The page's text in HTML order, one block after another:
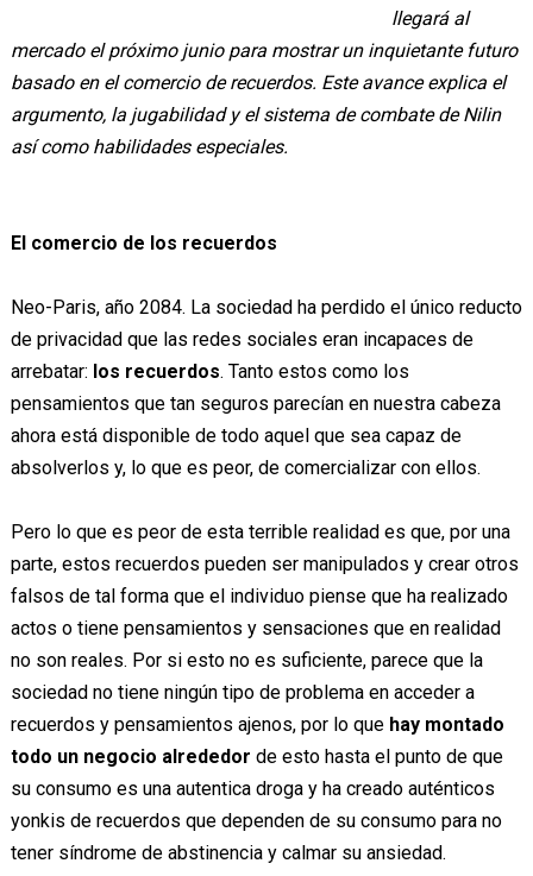
llegará al
mercado el próximo junio para mostrar un inquietante futuro
basado en el comercio de recuerdos. Este avance explica el
argumento, la jugabilidad y el sistema de combate de Nilin
así como habilidades especiales.
El comercio de los recuerdos
Neo-Paris, año 2084. La sociedad ha perdido el único reducto
de privacidad que las redes sociales eran incapaces de
arrebatar: los recuerdos. Tanto estos como los
pensamientos que tan seguros parecían en nuestra cabeza
ahora está disponible de todo aquel que sea capaz de
absolverlos y, lo que es peor, de comercializar con ellos.
Pero lo que es peor de esta terrible realidad es que, por una
parte, estos recuerdos pueden ser manipulados y crear otros
falsos de tal forma que el individuo piense que ha realizado
actos o tiene pensamientos y sensaciones que en realidad
no son reales. Por si esto no es suficiente, parece que la
sociedad no tiene ningún tipo de problema en acceder a
recuerdos y pensamientos ajenos, por lo quehay montado
todo un negocio alrededor de esto hasta el punto de que
su consumo es una autentica droga y ha creado auténticos
yonkis de recuerdos que dependen de su consumo para no
tener síndrome de abstinencia y calmar su ansiedad.